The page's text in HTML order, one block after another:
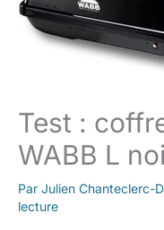
Test :
WABB L
Par Julien Chanteclerc-
lecture